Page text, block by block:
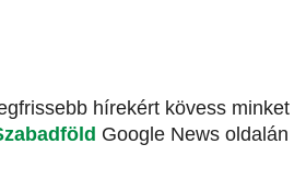
hírekért kövess minket
Google News oldalán